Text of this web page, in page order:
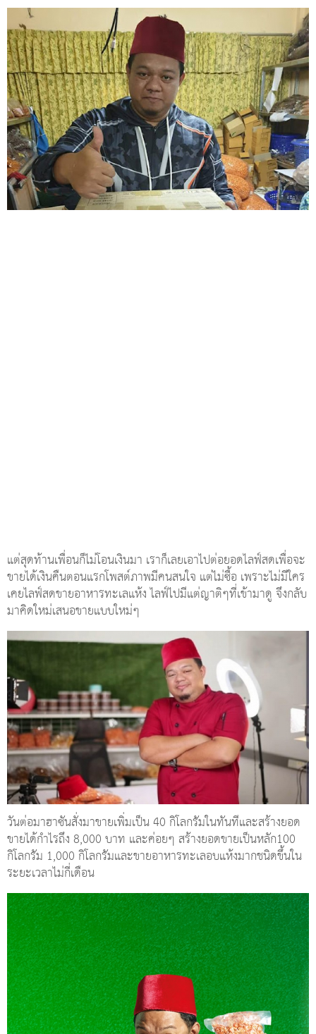
แต่สุดท้านเพื่อนก็ไม่โอนเงินมา เราก็เลยเอาไปต่อยอดไลฟ์สดเพื่อจะ
ขายได้เงินคืนตอนแรกโพสต์ภาพมีคนสนใจ แต่ไม่ซื้อ เพราะไม่มีใคร
เคยไลฟ์สดขายอาหารทะเลแห้ง ไลฟ์ไปมีแต่ญาติๆที่เข้ามาดู จึงกลับ
มาคิดใหม่เสนอขายแบบใหม่ๆ
วันต่อมาฮาซันสั่งมาขายเพิ่มเป็น 40 กิโลกรัมในทันทีและสร้างยอด
ขายได้กำไรถึง 8,000 บาท และค่อยๆ สร้างยอดขายเป็นหลัก100
กิโลกรัม 1,000 กิโลกรัมและขายอาหารทะเลอบแห้งมากชนิดขึ้นใน
ระยะเวลาไม่กี่เดือน